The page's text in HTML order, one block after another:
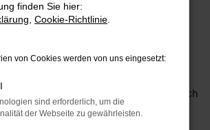
UNTERWEGS IN
HYUNDAI KONA
Autokauf immer auch der Preis eine
zeigen wir uns in diesem Bereich
und bieten Ihnen beispielsweise einen
für Fahrten in Fulda und
finden Sie hier:
Cookie-Richtlinie
von Cookies werden von uns eingesetzt:
sind erforderlich, um die
der Webseite zu gewährleisten.